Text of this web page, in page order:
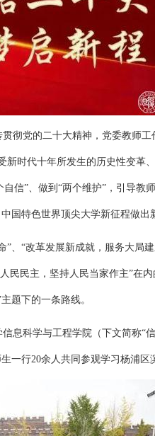
彻党的二十大精神，党委教师
时代十年所发生的历史性变革
信”、做到“两个维护”，引导教
国特色世界顶尖大学新征程做出
、“改革发展新成就，服务大局
民民主，坚持人民当家作主”在
题下的一条路线。
息科学与工程学院（下文简称“
一行20余人共同参观学习杨浦区